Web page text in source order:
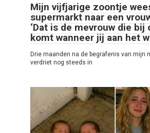
Mijn vijfjarige zoontje
supermarkt naar een
‘Dat is de mevrouw die bij
komt wanneer jij aan het
Drie maanden na de begrafenis van mijn
verdriet nog steeds in